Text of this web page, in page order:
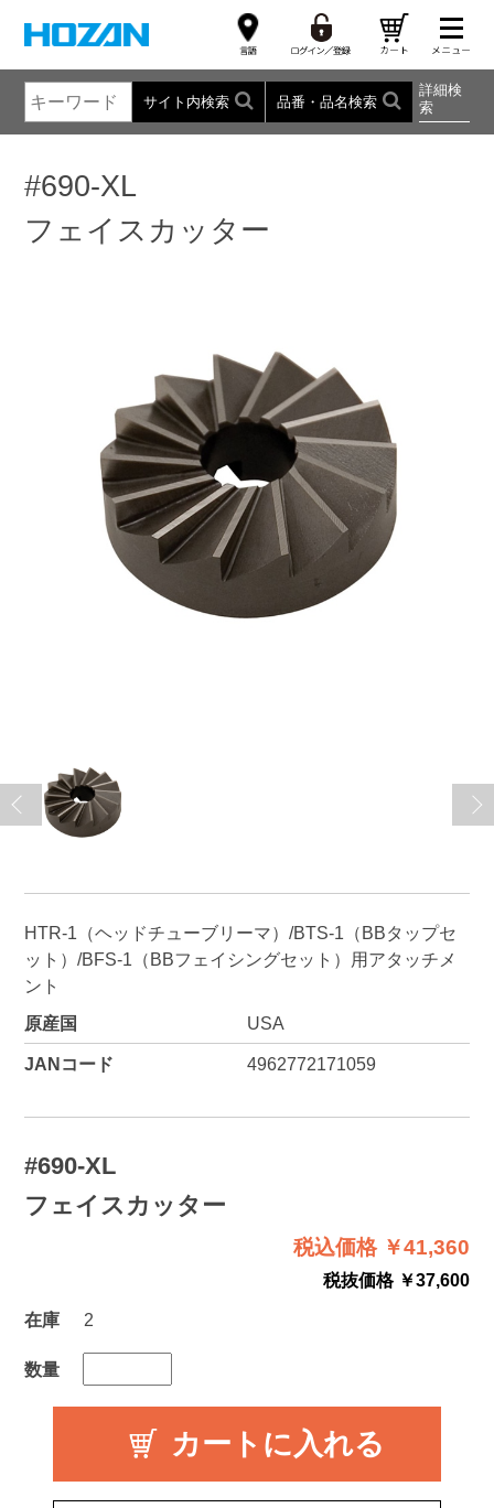
サイト内検索 品番・品名検索
詳細検
索
#690-XL
フェイスカッター
HTR-1（ヘッドチューブリーマ）/BTS-1（BBタップセ
ット）/BFS-1（BBフェイシングセット）用アタッチメ
ント
原産国
USA
JANコード 4962772171059
#690-XL
フェイスカッター
税込価格 ￥41,360
税抜価格 ￥37,600
在庫
2
数量